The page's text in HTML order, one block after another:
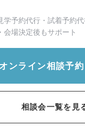
学予約代行・試着予約
会場決定後もサポート
オンライン相談予約
相談会一覧を見